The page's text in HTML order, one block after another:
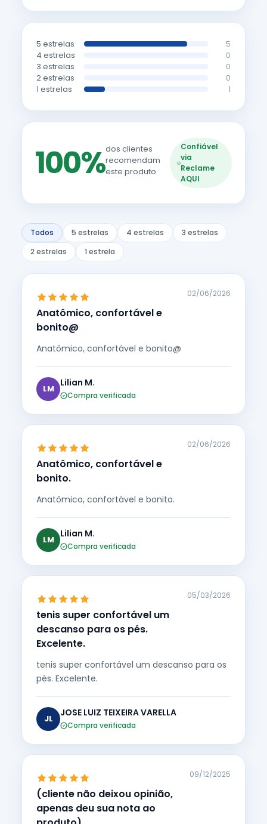
5 estrelas 5
4 estrelas 0
3 estrelas 0
2 estrelas 0
1 estrelas 1
100%dos clientes
recomendam
este produto
Confiável
via
Reclame
AQUI
Todos 5 estrelas 4 estrelas
3 estrelas
2 estrelas
1 estrela
Anatômico, confortável e
bonito@
02/06/2026
Anatômico, confortável e bonito@
LM
Lilian M.
Compra verificada
Anatômico, confortável e
bonito.
02/06/2026
Anatômico, confortável e bonito.
LM
Lilian M.
Compra verificada
tenis super confortável um
descanso para os pés.
Excelente.
05/03/2026
tenis super confortável um descanso para os
pés. Excelente.
JL
JOSE LUIZ TEIXEIRA VARELLA
Compra verificada
(cliente não deixou opinião,
apenas deu sua nota ao
09/12/2025